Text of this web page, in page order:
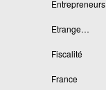
Entrepreneurs
Etrange…
Fiscalité
France